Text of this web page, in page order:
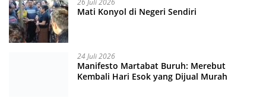
Mati Konyol di Negeri Sendiri
24 Juli 2026
Manifesto Martabat Buruh: Merebut
Kembali Hari Esok yang Dijual Murah